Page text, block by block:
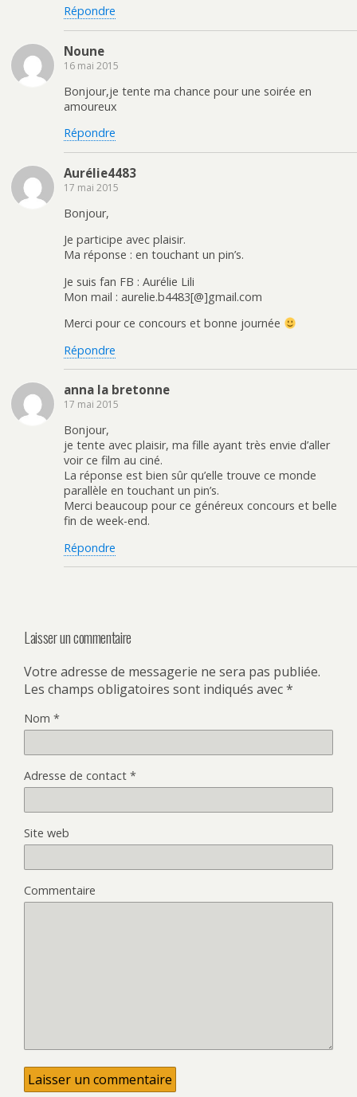
Répondre
Noune
16 mai 2015
Bonjour,je tente ma chance pour une soirée en
amoureux
Répondre
Aurélie4483
17 mai 2015
Bonjour,
Je participe avec plaisir.
Ma réponse : en touchant un pin’s.
Je suis fan FB : Aurélie Lili
Mon mail : aurelie.b4483[@]gmail.com
Merci pour ce concours et bonne journée
Répondre
anna la bretonne
17 mai 2015
Bonjour,
je tente avec plaisir, ma fille ayant très envie d’aller
voir ce film au ciné.
La réponse est bien sûr qu’elle trouve ce monde
parallèle en touchant un pin’s.
Merci beaucoup pour ce généreux concours et belle
fin de week-end.
Répondre
Laisser un commentaire
Votre adresse de messagerie ne sera pas publiée.
Les champs obligatoires sont indiqués avec*
Nom *
Adresse de contact *
Site web
Commentaire